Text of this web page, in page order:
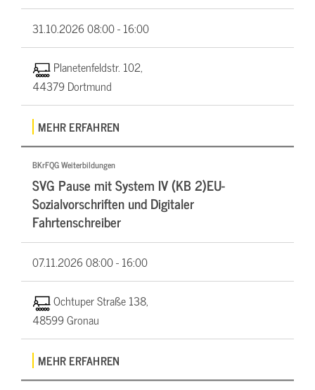
31.10.202608:00 - 16:00
Planetenfeldstr. 102,
44379 Dortmund
MEHR ERFAHREN
BKrFQG Weiterbildungen
SVG Pause mit System IV (KB 2)EU-
Sozialvorschriften und Digitaler
Fahrtenschreiber
07.11.202608:00 - 16:00
Ochtuper Straße 138,
48599 Gronau
MEHR ERFAHREN